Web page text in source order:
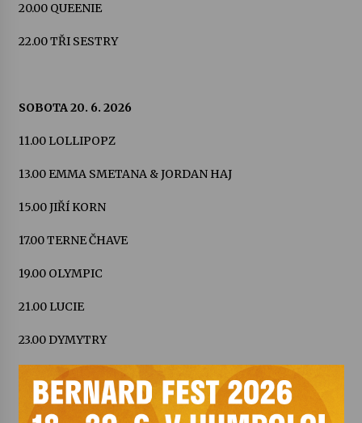
13. 7. 2026
Želiv
20.00 QUEENIE
22.00 TŘI SESTRY
SOBOTA 20. 6. 2026
11.00 LOLLIPOPZ
13.00 EMMA SMETANA & JORDAN HAJ
15.00 JIŘÍ KORN
17.00 TERNE ČHAVE
19.00 OLYMPIC
21.00 LUCIE
23.00 DYMYTRY